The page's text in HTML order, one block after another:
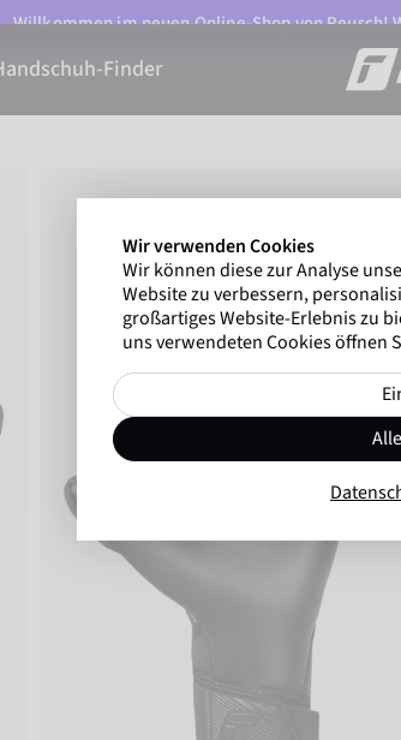
Willkommen im neuen Online-Shop von
Finder
Wir verwenden Cookies
Wir können diese zur Analyse
Website zu verbessern,
großartiges Website-Erlebnis zu
uns verwendeten Cookies öffnen